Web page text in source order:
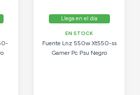
Llega en el día
EN STOCK
Fuente Lnz 550w Xt550-ss
Gamer Pc Psu Negro